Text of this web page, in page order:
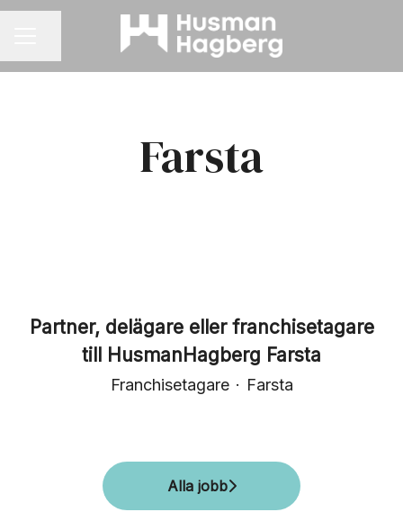
Farsta
Partner, delägare eller franchisetagare
till HusmanHagberg Farsta
Franchisetagare · Farsta
Alla jobb